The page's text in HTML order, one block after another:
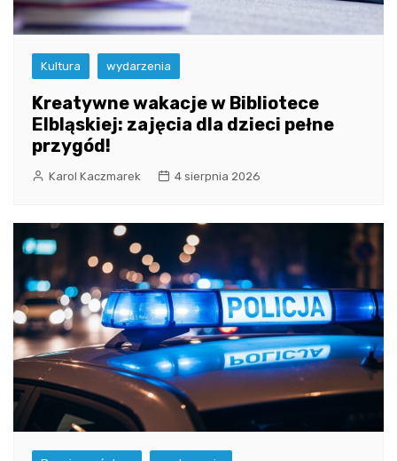
Kultura wydarzenia
Kreatywne wakacje w Bibliotece
Elbląskiej: zajęcia dla dzieci pełne
przygód!
Karol Kaczmarek 4 sierpnia 2026